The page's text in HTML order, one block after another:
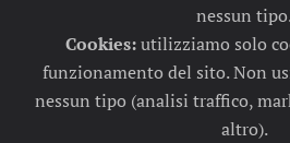
nessun
Cookies:utilizziamo solo
funzionamento del sito. Non
nessun tipo (analisi traffico,
altro).